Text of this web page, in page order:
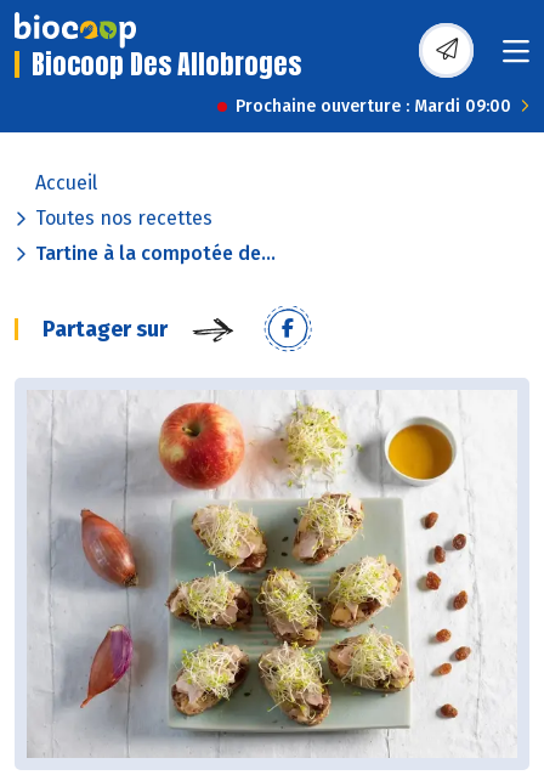
Biocoop Des Allobroges
Prochaine ouverture : Mardi 09:00
Accueil
Toutes nos recettes
Tartine à la compotée de...
Partager sur